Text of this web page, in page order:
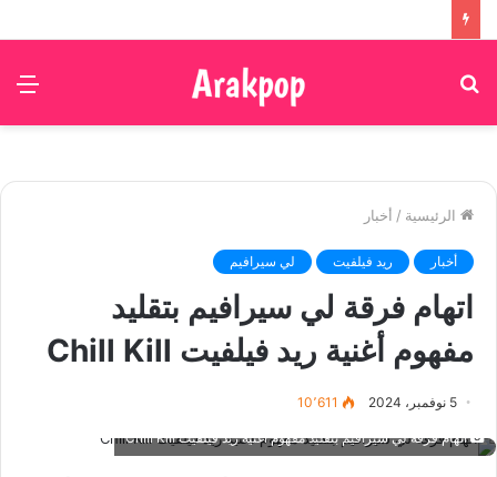
الرئيسية / أخبار
أخبار ريد فيلفيت لي سيرافيم
اتهام فرقة لي سيرافيم بتقليد
مفهوم أغنية ريد فيلفيت Chill Kill
5 نوفمبر، 2024 10٬611
اتهام فرقة لي سيرافيم بتقليد مفهوم أغنية ريد فيلفيت Chill Kill